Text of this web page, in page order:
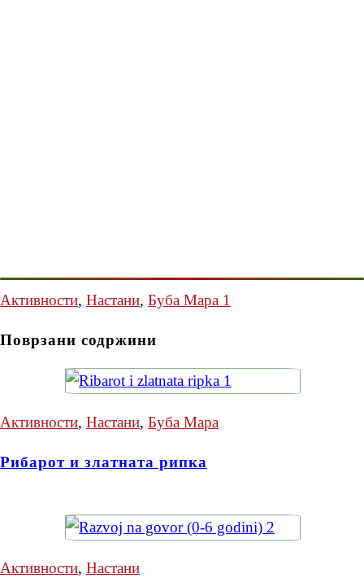
Активности, Настани, Буба Мара 1
Поврзани содржини
Активности, Настани, Буба Мара
Рибарот и златната рипка
Активности, Настани